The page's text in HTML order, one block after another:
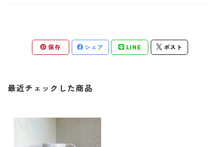
保存 シェア LINE ポスト
最近チェックした商品